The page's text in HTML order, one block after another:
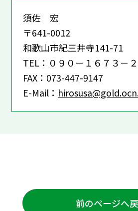
須佐 宏
〒641-0012
和歌山市紀三井寺141-71
TEL：０９０－１６７３－
FAX：073-447-9147
E-Mail：
前のページへ